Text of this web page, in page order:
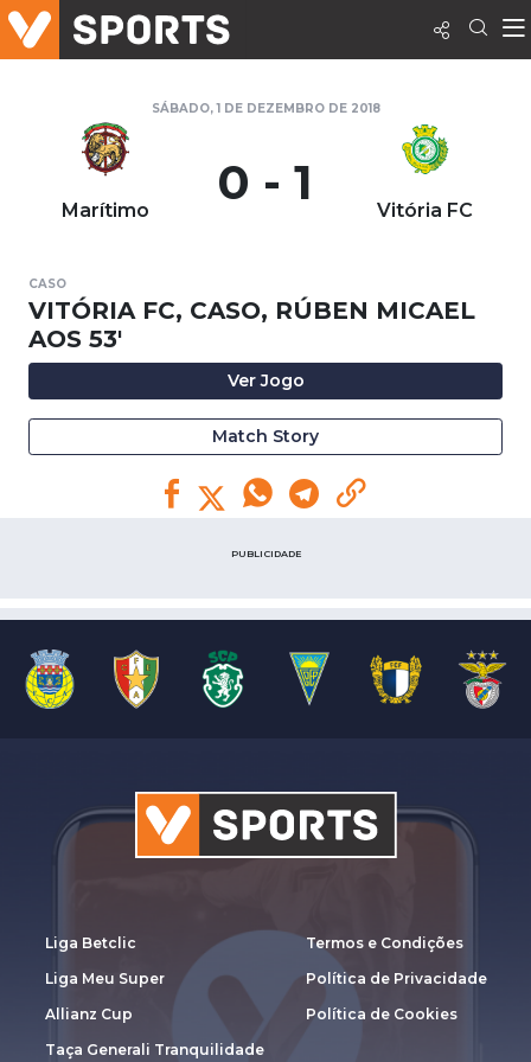
SÁBADO, 1 DE DEZEMBRO DE 2018
Marítimo 0 - 1 Vitória FC
CASO
VITÓRIA FC, CASO, RÚBEN MICAEL
AOS 53'
Ver Jogo
Match Story
PUBLICIDADE
Liga Betclic
Liga Meu Super
Allianz Cup
Taça Generali Tranquilidade
Termos e Condições
Política de Privacidade
Política de Cookies